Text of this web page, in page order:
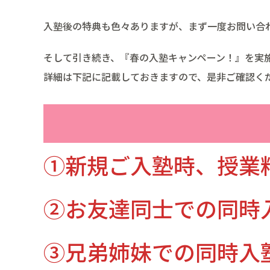
入塾後の特典も色々ありますが、まず一度お問い
そして引き続き、『春の入塾キャンペーン！』を実
詳細は下記に記載しておきますので、是非ご確認く
①新規ご入塾時、授業
②お友達同士での同時
③兄弟姉妹での同時入